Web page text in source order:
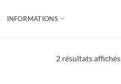
INFORMATIONS
2 résultats affichés